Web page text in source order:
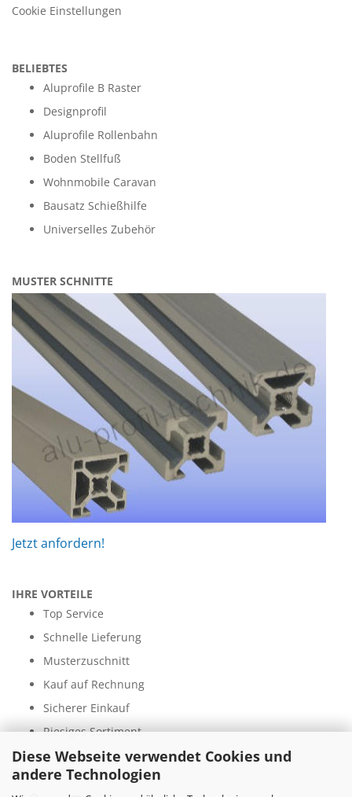
Diese Webseite verwendet Cookies und
andere Technologien
Cookie Einstellungen
BELIEBTES
Aluprofile B Raster
Designprofil
Aluprofile Rollenbahn
Boden Stellfuß
Wohnmobile Caravan
Bausatz Schießhilfe
Universelles Zubehör
MUSTER SCHNITTE
Jetzt anfordern!
IHRE VORTEILE
Top Service
Schnelle Lieferung
Musterzuschnitt
Kauf auf Rechnung
Sicherer Einkauf
Riesiges Sortiment
ZAHLUNGSARTEN